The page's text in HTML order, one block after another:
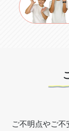
ご不明点やご